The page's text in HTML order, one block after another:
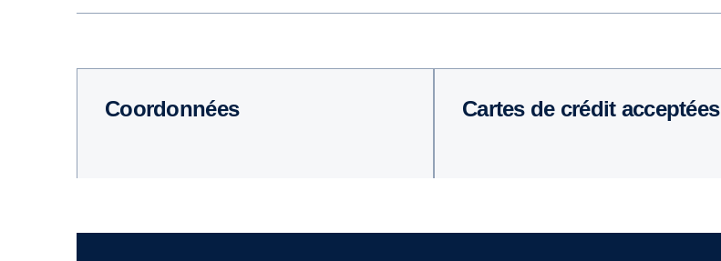
Coordonnées Cartes de crédit acceptées